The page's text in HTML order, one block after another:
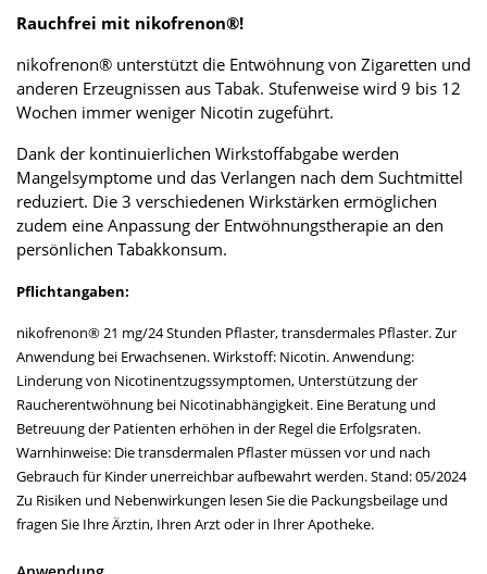
Rauchfrei mit nikofrenon®!
nikofrenon® unterstützt die Entwöhnung von Zigaretten und
anderen Erzeugnissen aus Tabak. Stufenweise wird 9 bis 12
Wochen immer weniger Nicotin zugeführt.
Dank der kontinuierlichen Wirkstoffabgabe werden
Mangelsymptome und das Verlangen nach dem Suchtmittel
reduziert. Die 3 verschiedenen Wirkstärken ermöglichen
zudem eine Anpassung der Entwöhnungstherapie an den
persönlichen Tabakkonsum.
Pflichtangaben:
nikofrenon® 21 mg/24 Stunden Pflaster, transdermales Pflaster. Zur
Anwendung bei Erwachsenen. Wirkstoff: Nicotin. Anwendung:
Linderung von Nicotinentzugssymptomen, Unterstützung der
Raucherentwöhnung bei Nicotinabhängigkeit. Eine Beratung und
Betreuung der Patienten erhöhen in der Regel die Erfolgsraten.
Warnhinweise: Die transdermalen Pflaster müssen vor und nach
Gebrauch für Kinder unerreichbar aufbewahrt werden. Stand: 05/2024
Zu Risiken und Nebenwirkungen lesen Sie die Packungsbeilage und
fragen Sie Ihre Ärztin, Ihren Arzt oder in Ihrer Apotheke.